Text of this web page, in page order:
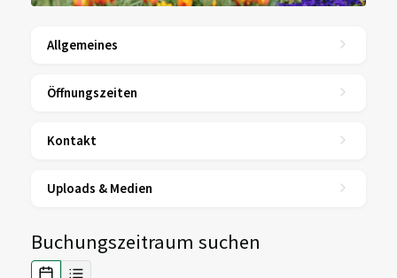
Allgemeines
Öffnungszeiten
Kontakt
Uploads & Medien
Buchungszeitraum suchen